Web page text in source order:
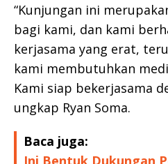
“Kunjungan ini
bagi kami, dan kami
kerjasama yang erat,
kami membutuhkan
Kami siap bekerjasama
ungkap Ryan Soma.
Baca juga:
Ini Bentuk Dukungan